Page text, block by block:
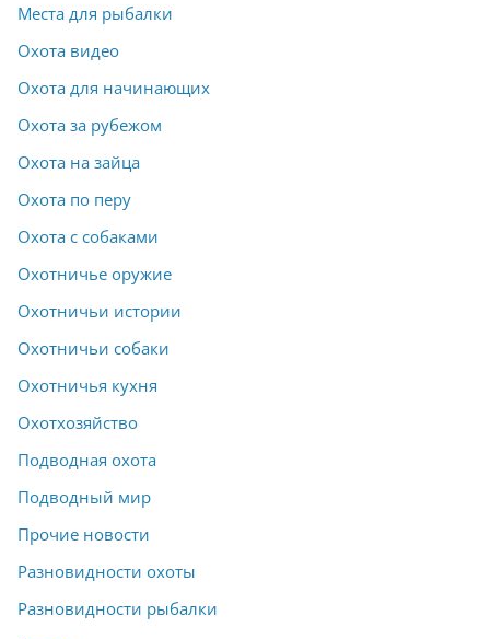
Места для рыбалки
Охота видео
Охота для начинающих
Охота за рубежом
Охота на зайца
Охота по перу
Охота с собаками
Охотничье оружие
Охотничьи истории
Охотничьи собаки
Охотничья кухня
Охотхозяйство
Подводная охота
Подводный мир
Прочие новости
Разновидности охоты
Разновидности рыбалки